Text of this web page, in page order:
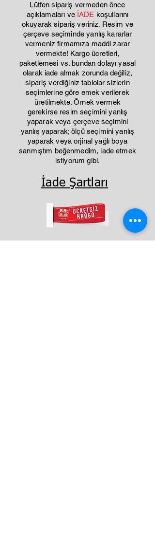
Kesinlikle ucuz, basit yapıştırma ürünler
değillerdir. görselde görmüş
olduğunuz ürünün bire bir aynısı
yapılamaz % 5 farklılık olabilir el
işçiliği ile yapıldığı için farklılık
gösterebilir.
Lütfen sipariş vermeden önce
açıklamaları ve İADE koşullarını
okuyarak sipariş veriniz. Resim ve
çerçeve seçiminde yanlış kararlar
vermeniz firmamıza maddi zarar
vermekte! Kargo ücretleri,
paketlemesi vs. bundan dolayı yasal
olarak iade almak zorunda değiliz,
sipariş verdiğiniz tablolar sizlerin
seçimlerine göre emek verilerek
üretilmekte. Örnek vermek
gerekirse resim seçimini yanlış
yaparak veya çerçeve seçimini
yanlış yaparak; ölçü seçimini yanlış
yaparak veya orjinal yağlı boya
sanmıştım beğenmedim, iade etmek
istiyorum gibi.
İade Şartları